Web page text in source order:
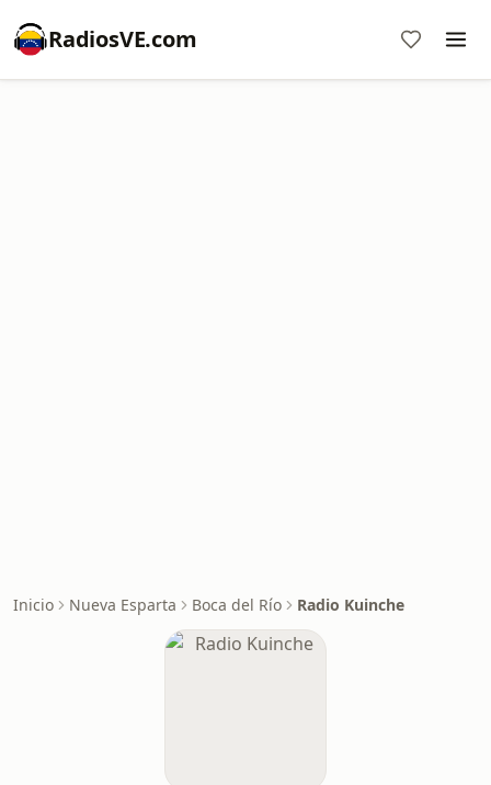
RadiosVE.com
Inicio Nueva Esparta Boca del Río Radio Kuinche